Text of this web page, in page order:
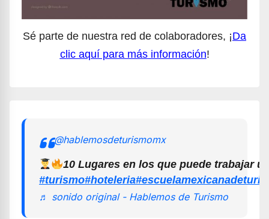
Sé parte de nuestra red de colaboradores, ¡Da
clic aquí para más información!
@hablemosdeturismomx
10 Lugares en los que puede trabajar
#turismo#hoteleria
♬ sonido original - Hablemos de Turismo